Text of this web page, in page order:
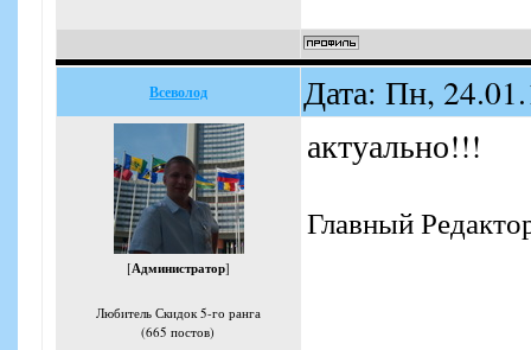
Всеволод Дата: Пн,
[Администратор]
Любитель Скидок 5-го ранга
(665 постов)
актуально!!!
Главный